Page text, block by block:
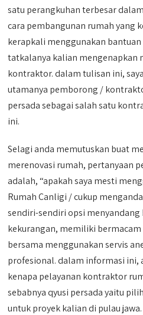
satu perangkuhan terbesar
cara pembangunan rumah yang
kerapkali menggunakan
tatkalanya kalian mengenapkan
kontraktor. dalam tulisan ini,
utamanya pemborong /
persada sebagai salah satu
ini.
Selagi anda memutuskan buat
merenovasi rumah, pertanyaan
adalah, “apakah saya mesti
Rumah Canligi / cukup
sendiri-sendiri opsi menyandang
kekurangan, memiliki
bersama menggunakan servis
profesional. dalam informasi ini,
kenapa pelayanan kontraktor
sebabnya qyusi persada yaitu
untuk proyek kalian di pulau jawa.